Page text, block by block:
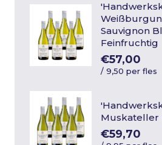
Sauvignon
Feinfruchtig
€57,00
/9,50 per fles
Muskateller
€59,70